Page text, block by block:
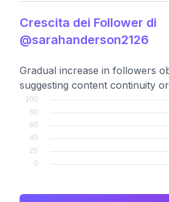
Crescita dei Follower di
@sarahanderson2126
Gradual increase in followers
suggesting content continuity